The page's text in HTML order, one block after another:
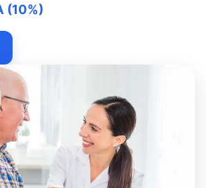
(10%)